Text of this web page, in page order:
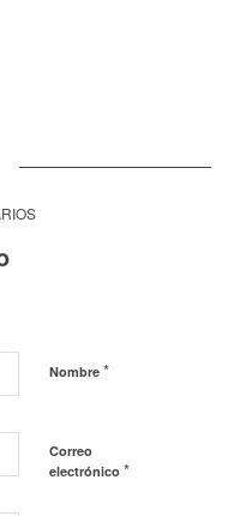
Nombre *
Correo
electrónico *